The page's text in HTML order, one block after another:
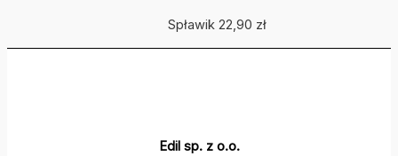
Spławik 22,90 zł
Edil sp. z o.o.